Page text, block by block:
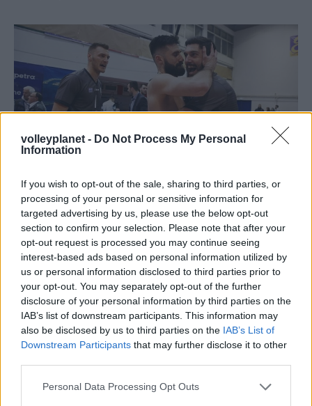
volleyplanet - Do Not Process My Personal
Information
If you wish to opt-out of the sale, sharing to third parties, or
processing of your personal or sensitive information for
targeted advertising by us, please use the below opt-out
section to confirm your selection. Please note that after your
opt-out request is processed you may continue seeing
interest-based ads based on personal information utilized by
us or personal information disclosed to third parties prior to
your opt-out. You may separately opt-out of the further
disclosure of your personal information by third parties on the
IAB’s list of downstream participants. This information may
also be disclosed by us to third parties on the IAB’s List of
Downstream Participants that may further disclose it to other
Please note that this website/app uses one or more Google
Personal Data Processing Opt Outs
ΚΥΠΕΛΛΟ ΕΛΛΑΔΑΣ 19/04/2019
Τακουρίδης : «Είμαστε εδώ για το Κύπελλο»
Το μπλοκ του Τακουρίδη έστειλε τον ΠΑΟΚ στον τελικό
και τον ίδιο στον 7ο ουρανό πανηγυρίζοντας μια μεγάλη
νίκη. Ο έμπειρος κεντρικός δήλωσε έτοιμος για το Κύπελλο,
ενώ την ίδια ώρα ο Ντίμα Φιλίποφ αφού ζήτησε συγνώμη
για τον τρόπο που πανηγύρισε στο τέλος κράτησε χαμηλούς
τόνους για τον αυριανό τελικό.